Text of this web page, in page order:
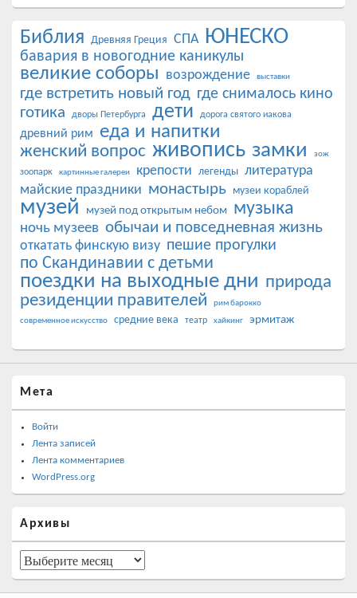
Библия Древняя Греция СПА ЮНЕСКО
бавария в новогодние каникулы
великие соборы возрождение выставки
где встретить новый год где снималось кино
готика дворы Петербурга дети дорога святого иакова
древний рим еда и напитки
женский вопрос живопись замки зож
зоопарк картинные галереи крепости легенды литература
майские праздники монастырь музеи кораблей
музей музей под открытым небом музыка
ночь музеев обычаи и повседневная жизнь
откатать финскую визу пешие прогулки
по Скандинавии с детьми
поездки на выходные дни природа
резиденции правителей
рим барокко
современное искусство
средние века театр хайкинг эрмитаж
Мета
Войти
Лента записей
Лента комментариев
WordPress.org
Архивы
Архивы